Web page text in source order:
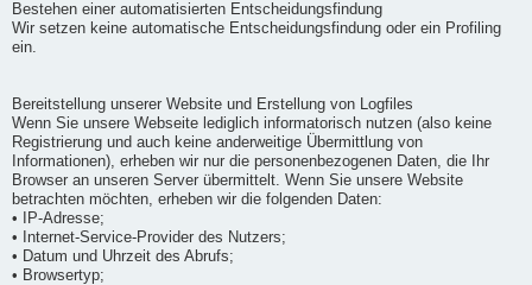
Bestehen einer automatisierten Entscheidungsfindung
Wir setzen keine automatische Entscheidungsfindung oder ein Profiling
ein.
Bereitstellung unserer Website und Erstellung von Logfiles
Wenn Sie unsere Webseite lediglich informatorisch nutzen (also keine
Registrierung und auch keine anderweitige Übermittlung von
Informationen), erheben wir nur die personenbezogenen Daten, die Ihr
Browser an unseren Server übermittelt. Wenn Sie unsere Website
betrachten möchten, erheben wir die folgenden Daten:
• IP-Adresse;
• Internet-Service-Provider des Nutzers;
• Datum und Uhrzeit des Abrufs;
• Browsertyp;